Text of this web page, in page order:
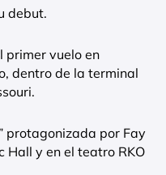
debut.
primer vuelo en
dentro de la terminal
protagonizada por Fay
Hall y en el teatro RKO